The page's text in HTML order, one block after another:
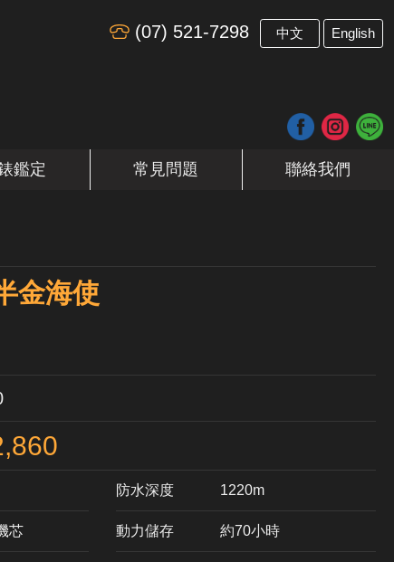
(07) 521-7298 中文 English
鑑定 常見問題 聯絡我們
金海使
防水深度 1220m
芯 動力儲存 約70小時